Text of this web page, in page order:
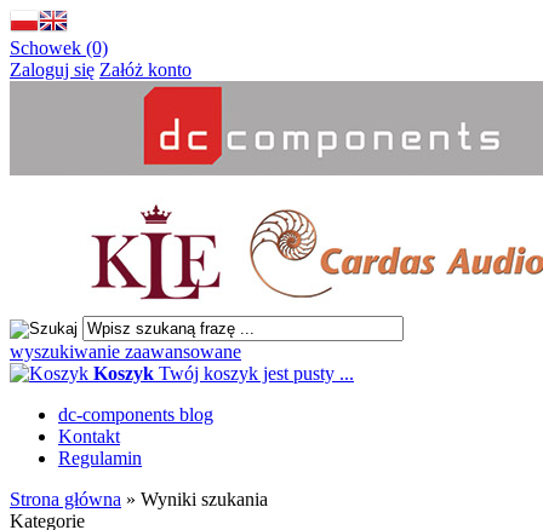
Schowek (0)
Zaloguj się Załóż konto
wyszukiwanie zaawansowane
Koszyk Twój koszyk jest pusty ...
dc-components blog
Kontakt
Regulamin
Strona główna » Wyniki szukania
Kategorie